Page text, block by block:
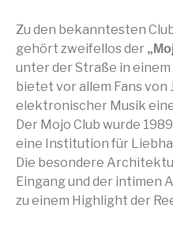
Zu den bekanntesten
gehört zweifellos der
unter der Straße in
bietet vor allem Fans von
elektronischer Musik
Der Mojo Club wurde
eine Institution für
Die besondere
Eingang und der intimen
zu einem Highlight der